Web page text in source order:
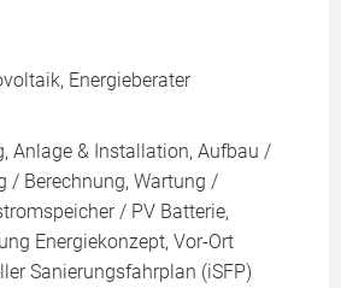
Energieberater
Anlage & Installation, Aufbau /
/ Berechnung, Wartung /
/ PV Batterie,
Energiekonzept, Vor-Ort
Sanierungsfahrplan (iSFP)